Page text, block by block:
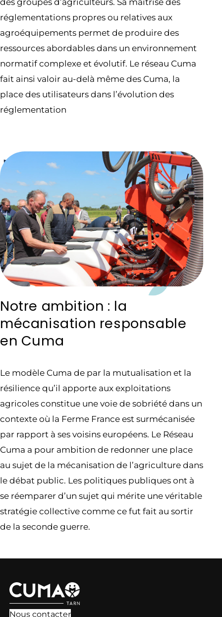
réglementations propres ou relatives aux
agroéquipements permet de produire des
ressources abordables dans un environnement
normatif complexe et évolutif. Le réseau Cuma
fait ainsi valoir au-delà même des Cuma, la
place des utilisateurs dans l’évolution des
réglementation
Notre ambition : la
mécanisation responsable
en Cuma
Le modèle Cuma de par la mutualisation et la
résilience qu’il apporte aux exploitations
agricoles constitue une voie de sobriété dans un
contexte où la Ferme France est surmécanisée
par rapport à ses voisins européens. Le Réseau
Cuma a pour ambition de redonner une place
au sujet de la mécanisation de l’agriculture dans
le débat public. Les politiques publiques ont à
se réemparer d’un sujet qui mérite une véritable
stratégie collective comme ce fut fait au sortir
de la seconde guerre.
Nous contacter